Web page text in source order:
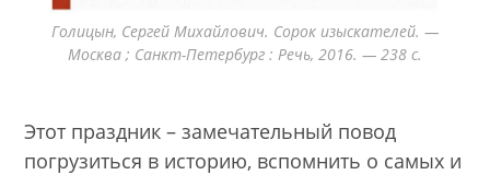
Голицын, Сергей Михайлович. Сорок изыскателей. —
Москва ; Санкт-Петербург : Речь, 2016. — 238 с.
Этот праздник – замечательный повод
погрузиться в историю, вспомнить о самых и